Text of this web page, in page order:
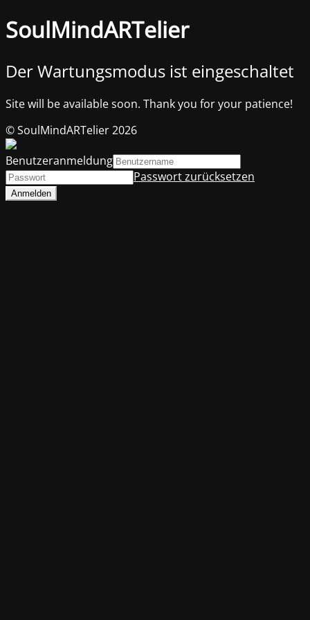
SoulMindARTelier
Der Wartungsmodus ist eingeschaltet
Site will be available soon. Thank you for your patience!
© SoulMindARTelier 2026
Benutzeranmeldung
Passwort zurücksetzen